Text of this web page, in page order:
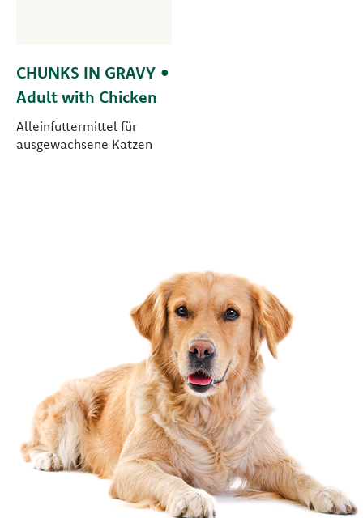
CHUNKS IN GRAVY •
Adult with Chicken
Alleinfuttermittel für
ausgewachsene Katzen